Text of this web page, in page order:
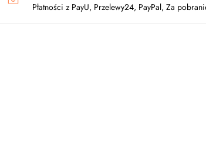
Płatności z PayU, Przelewy24, PayPal, Za